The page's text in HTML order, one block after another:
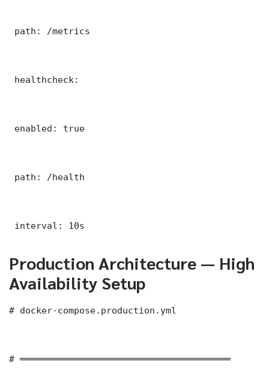
path: /metrics
healthcheck:
enabled: true
path: /health
interval: 10s
Production Architecture — High
Availability Setup
# docker-compose.production.yml
# ═══════════════════════════════════════